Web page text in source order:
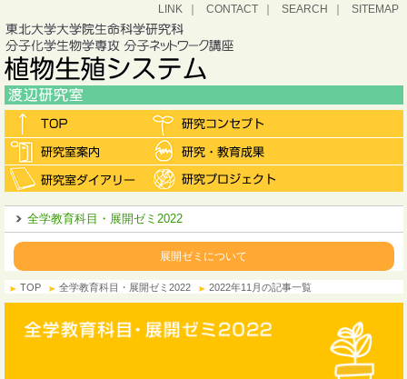
LINK CONTACT SEARCH SITEMAP
全学教育科目・展開ゼミ2022
展開ゼミについて
TOP 全学教育科目・展開ゼミ2022 2022年11月の記事一覧